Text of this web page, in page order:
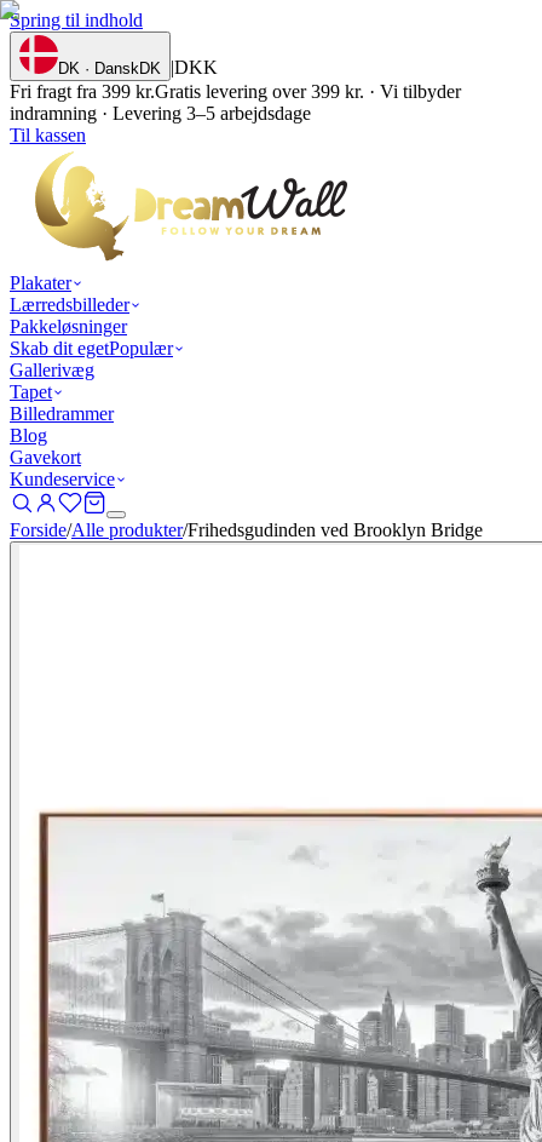
Spring til indhold
DK · DanskDK |DKK
Fri fragt fra 399 kr.Gratis levering over 399 kr. · Vi tilbyder
indramning · Levering 3–5 arbejdsdage
Til kassen
Plakater
Lærredsbilleder
Pakkeløsninger
Skab dit egetPopulær
Gallerivæg
Tapet
Billedrammer
Blog
Gavekort
Kundeservice
Forside/Alle produkter/Frihedsgudinden ved Brooklyn Bridge